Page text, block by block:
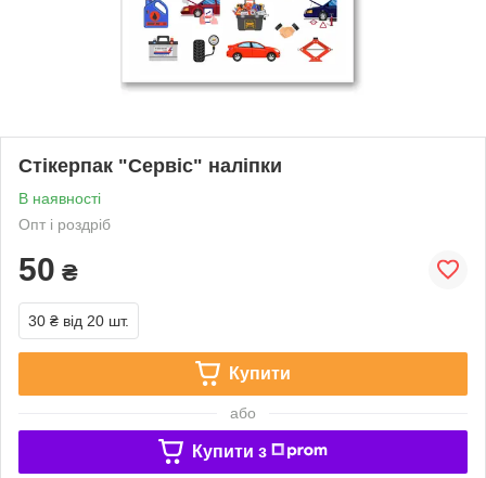
Стікерпак "Сервіс" наліпки
В наявності
Опт і роздріб
50 ₴
30 ₴ від 20 шт.
Купити
або
Купити з